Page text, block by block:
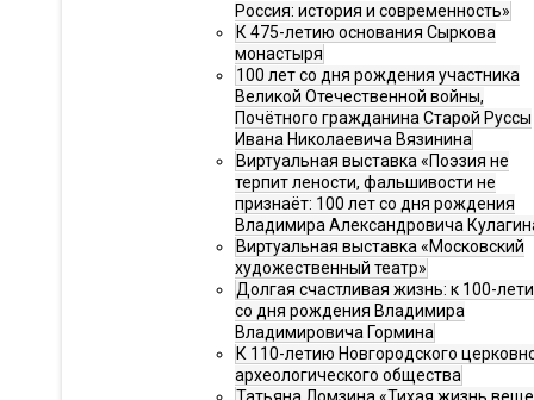
Россия: история и современность»
К 475-летию основания Сыркова
монастыря
100 лет со дня рождения участника
Великой Отечественной войны,
Почётного гражданина Старой Руссы
Ивана Николаевича Вязинина
Виртуальная выставка «Поэзия не
терпит лености, фальшивости не
признаёт: 100 лет со дня рождения
Владимира Александровича
Виртуальная выставка «Московский
художественный театр»
Долгая счастливая жизнь: к 100-
со дня рождения Владимира
Владимировича Гормина
К 110-летию Новгородского
археологического общества